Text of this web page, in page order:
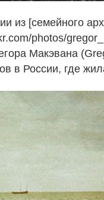
из [семейного
photos/
Макэвана
в России, где